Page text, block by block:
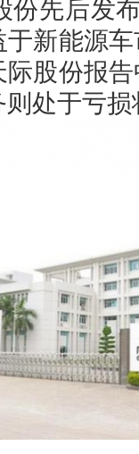
份先后发
新能源
股份报
处于亏